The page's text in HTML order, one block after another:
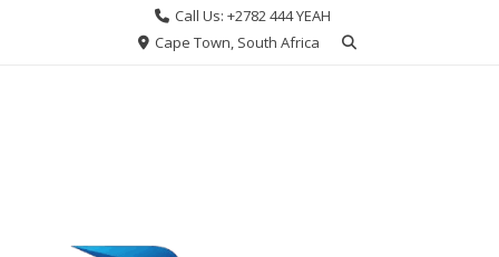
Call Us: +2782 444 YEAH
Cape Town, South Africa